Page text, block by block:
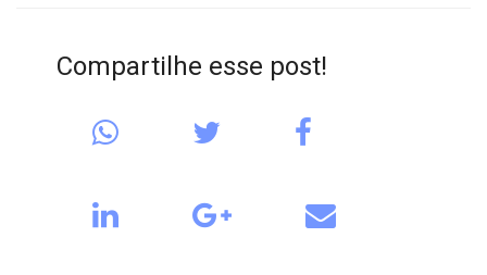
Compartilhe esse post!